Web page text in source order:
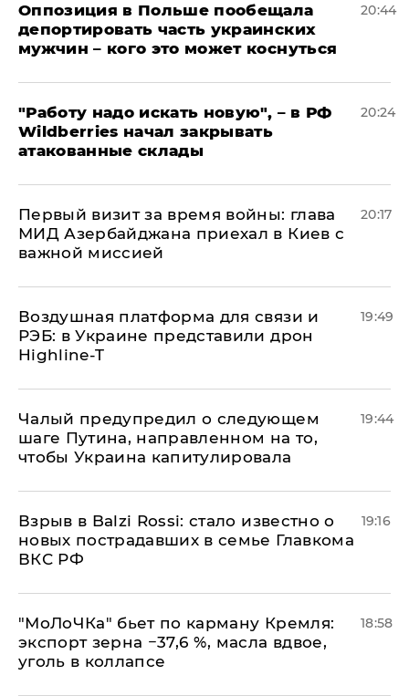
Оппозиция в Польше пообещала
депортировать часть украинских
мужчин – кого это может коснуться
20:44
"Работу надо искать новую", – в РФ
Wildberries начал закрывать
атакованные склады
20:24
Первый визит за время войны: глава
МИД Азербайджана приехал в Киев с
важной миссией
20:17
Воздушная платформа для связи и
РЭБ: в Украине представили дрон
Highline-T
19:49
Чалый предупредил о следующем
шаге Путина, направленном на то,
чтобы Украина капитулировала
19:44
Взрыв в Balzi Rossi: стало известно о
новых пострадавших в семье Главкома
ВКС РФ
19:16
​"МоЛоЧКа" бьет по карману Кремля:
экспорт зерна −37,6 %, масла вдвое,
уголь в коллапсе
18:58